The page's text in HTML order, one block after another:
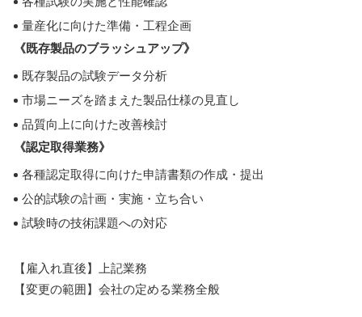
量産化に向けた準備・工程企画
《既存製品のブラッシュアップ》
既存製品の試験データ分析
市場ニーズを踏まえた製品仕様の見直し
品質向上に向けた改善検討
《認定取得業務》
各種認定取得に向けた申請書類の作成・提出
公的試験の計画・実施・立ち合い
試験時の技術課題への対応
【雇入れ直後】上記業務
【変更の範囲】会社の定める業務全般